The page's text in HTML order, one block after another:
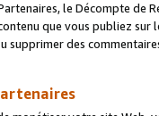
le Décompte de
que vous publiez
supprimer des